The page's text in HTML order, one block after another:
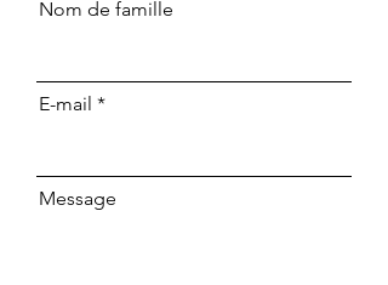
Nom de famille
E-mail
Message